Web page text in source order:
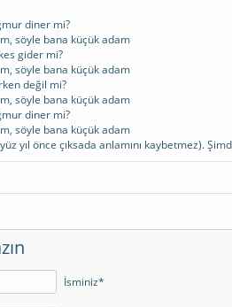
diner mi?
söyle bana küçük adam
gider mi?
söyle bana küçük adam
değil mi?
söyle bana küçük adam
diner mi?
söyle bana küçük adam
yıl önce çıksada anlamını kaybetmez).
İsminiz*